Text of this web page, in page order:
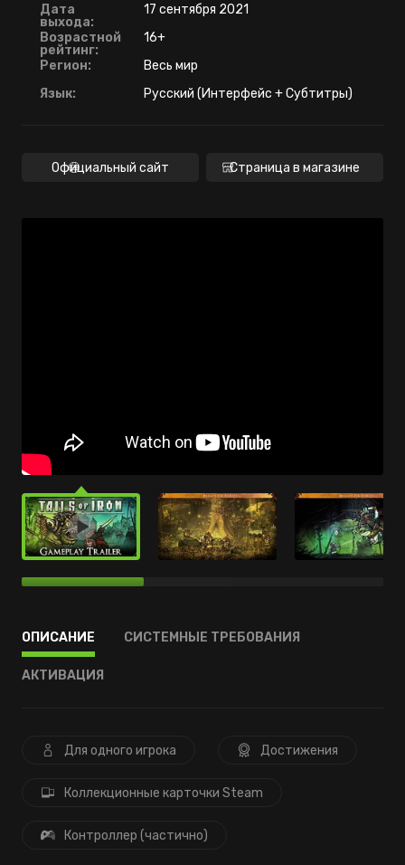
Дата
выхода:
17 сентября 2021
Возрастной
рейтинг:
16+
Регион:
Весь мир
Язык:
Русский (Интерфейс + Субтитры)
Официальный сайт Страница в магазине
ОПИСАНИЕ СИСТЕМНЫЕ ТРЕБОВАНИЯ
АКТИВАЦИЯ
Для одного игрока Достижения
Коллекционные карточки Steam
Контроллер (частично)